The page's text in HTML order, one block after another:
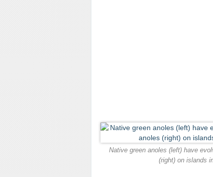
Native green anoles (left) have
(right) on islands